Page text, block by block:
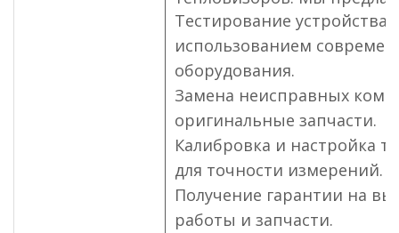
Тестирование устройства с
использованием
оборудования.
Замена неисправных
оригинальные запчасти.
Калибровка и настройка
для точности измерений.
Получение гарантии на
работы и запчасти.